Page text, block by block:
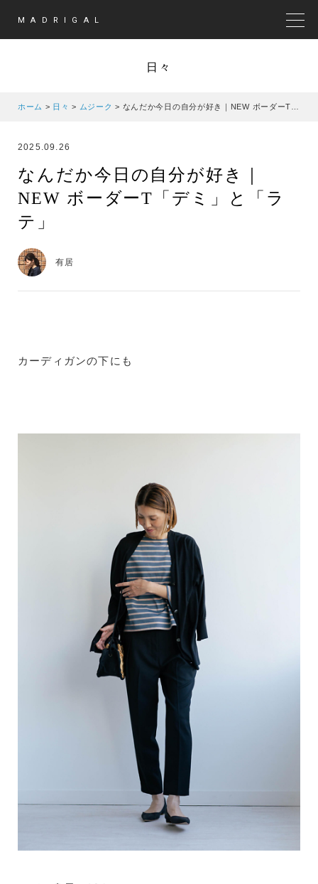
MADRIGAL
日々
ホーム > 日々 > ムジーク > なんだか今日の自分が好き｜NEW ボーダーT「デミ」と「ラテ」
2025.09.26
なんだか今日の自分が好き｜
NEW ボーダーT「デミ」と「ラ
テ」
有居
カーディガンの下にも